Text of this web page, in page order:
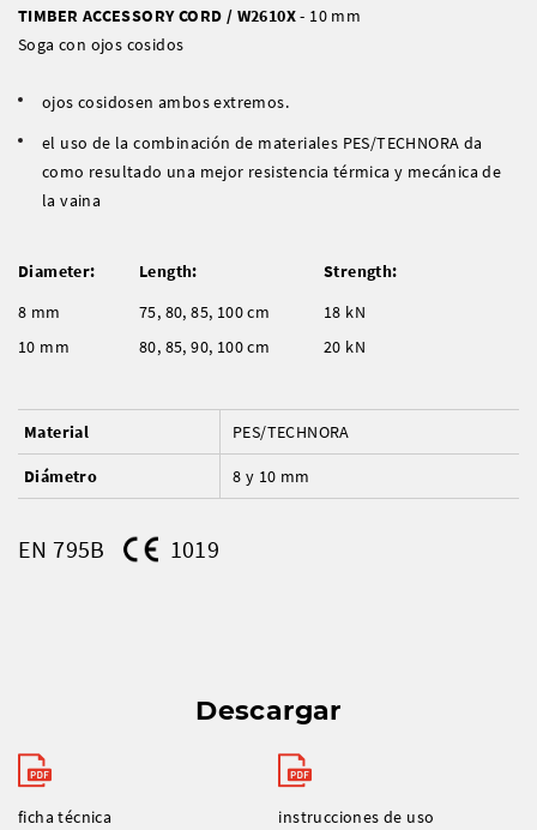
TIMBER ACCESSORY CORD / W2610X- 10 mm
Soga con ojos cosidos
ojos cosidosen ambos extremos.
el uso de la combinación de materiales PES/TECHNORA da
como resultado una mejor resistencia térmica y mecánica de
la vaina
Diameter: Length:
Strength:
8 mm
75, 80, 85, 100 cm
18 kN
10 mm
80, 85, 90, 100 cm 20 kN
Material PES/TECHNORA
Diámetro 8 y 10 mm
EN 795B 1019
Descargar
ficha técnica instrucciones de uso